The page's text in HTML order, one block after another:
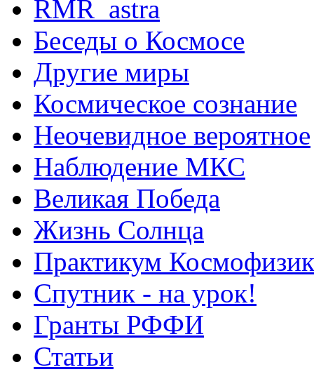
RMR_astra
Беседы о Космосе
Другие миры
Космическое сознание
Неочевидное вероятное
Наблюдение МКС
Великая Победа
Жизнь Солнца
Практикум
Спутник - на урок!
Гранты РФФИ
Статьи